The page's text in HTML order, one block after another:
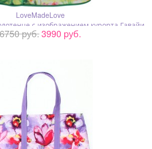
LoveMadeLove
с изображением курорта Гавайи
6750 pуб.3990 pуб.